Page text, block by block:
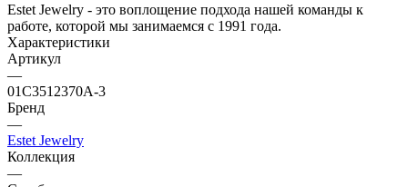
Estet Jewelry - это воплощение подхода нашей команды к
работе, которой мы занимаемся с 1991 года.
Характеристики
Артикул
—
01С3512370А-3
Бренд
—
Estet Jewelry
Коллекция
—